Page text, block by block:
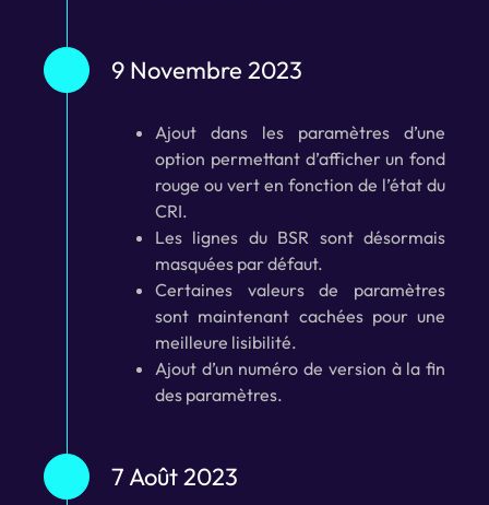
9 Novembre 2023
Ajout dans les paramètres d’une
option permettant d’afficher un fond
rouge ou vert en fonction de l’état du
CRI.
Les lignes du BSR sont désormais
masquées par défaut.
Certaines valeurs de paramètres
sont maintenant cachées pour une
meilleure lisibilité.
Ajout d’un numéro de version à la fin
des paramètres.
7 Août 2023